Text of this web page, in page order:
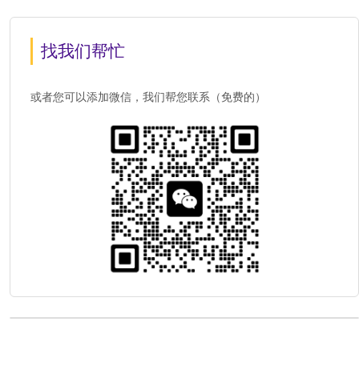
找我们帮忙
或者您可以添加微信，我们帮您联系（免费的）